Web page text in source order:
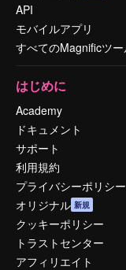
API
モバイルアプリ
すべてのMagnificツ
はじめに
Academy
ドキュメント
サポート
利用規約
プライバシーポリシー
オリジナル 新規
クッキーポリシー
トラストセンター
アフィリエイト